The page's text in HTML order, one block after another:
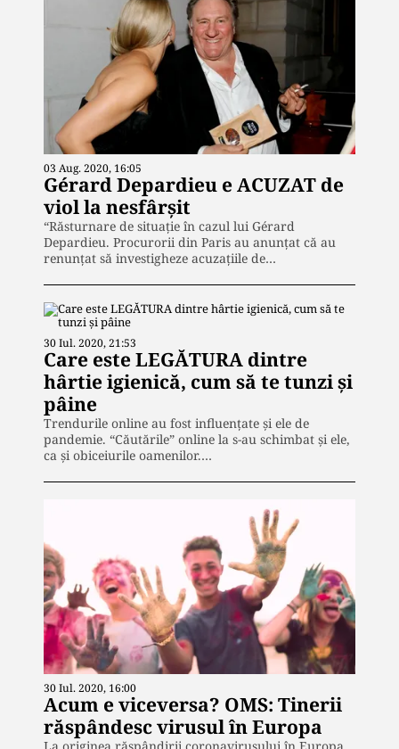
03 Aug. 2020, 16:05
Gérard Depardieu e ACUZAT de
viol la nesfârșit
“Răsturnare de situație în cazul lui Gérard
Depardieu. Procurorii din Paris au anunţat că au
renunţat să investigheze acuzaţiile de…
30 Iul. 2020, 21:53
Care este LEGĂTURA dintre
hârtie igienică, cum să te tunzi și
pâine
Trendurile online au fost influențate și ele de
pandemie. “Căutările” online la s-au schimbat și ele,
ca și obiceiurile oamenilor.…
30 Iul. 2020, 16:00
Acum e viceversa? OMS: Tinerii
răspândesc virusul în Europa